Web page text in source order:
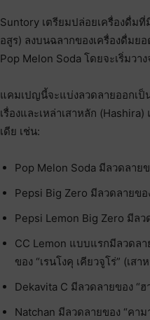
Suntory เตรียมปล่อยเครื่องดื่ม
อสูร) ลงบนฉลากของเครื่องดื่มย
Pop Melon Soda โดยจะเริ่มวา
แคมเปญนี้จะแบ่งลวดลายออกเป็
เรื่องและเหล่าเสาหลัก
เดีย เช่น:
Pop Melon Soda มีลวดลาย
Pepsi Big Zero มีลวดลายข
Pepsi Lemon Big Zero มีลว
CC Lemon แบบแรกมีลวดลา
ของ “เรนโงคุ เคียวจูโร่” (เส
Dekavita C มีลวดลายของ “ฮ
Natchan มีลวดลายของ “คาม